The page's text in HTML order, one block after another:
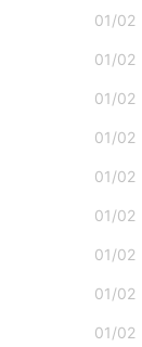
01/02
01/02
01/02
01/02
01/02
01/02
01/02
01/02
01/02